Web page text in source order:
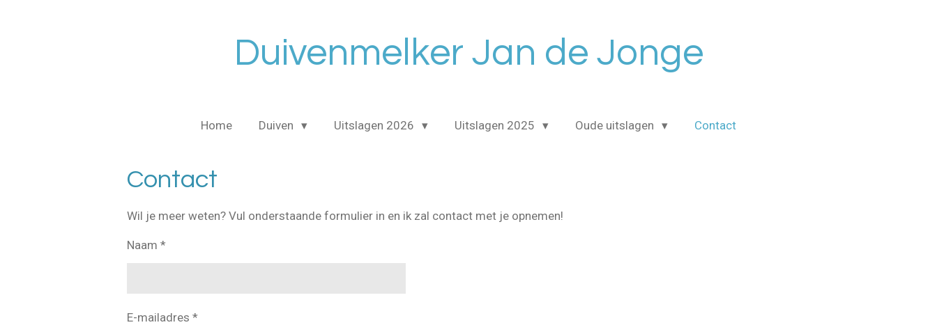
Duivenmelker Jan de Jonge
Home Duiven Uitslagen 2026 Uitslagen 2025 Oude uitslagen Contact
Contact
Wil je meer weten? Vul onderstaande formulier in en ik zal contact met je opnemen!
Naam *
E-mailadres *